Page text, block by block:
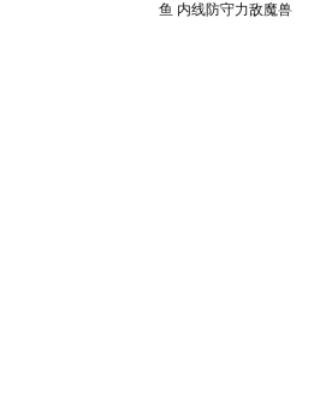
鱼 内线防守力敌魔兽